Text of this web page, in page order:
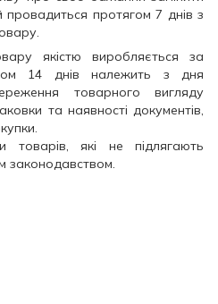
протягом 7 днів з
якістю виробляється за
14 днів належить з дня
товарного вигляду
та наявності документів,
товарів, які не підлягають
законодавством.